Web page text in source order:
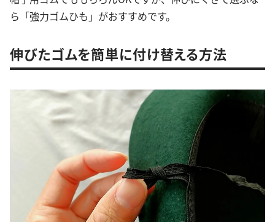
ら「強力ゴムひも」がおすすめです。
伸びたゴムを簡単に付け替える方法